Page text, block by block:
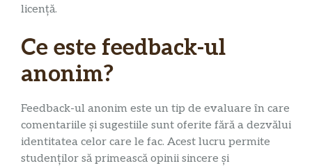
licență.
Ce este feedback-ul
anonim?
Feedback-ul anonim este un tip de evaluare în care
comentariile și sugestiile sunt oferite fără a dezvălui
identitatea celor care le fac. Acest lucru permite
studenților să primească opinii sincere și